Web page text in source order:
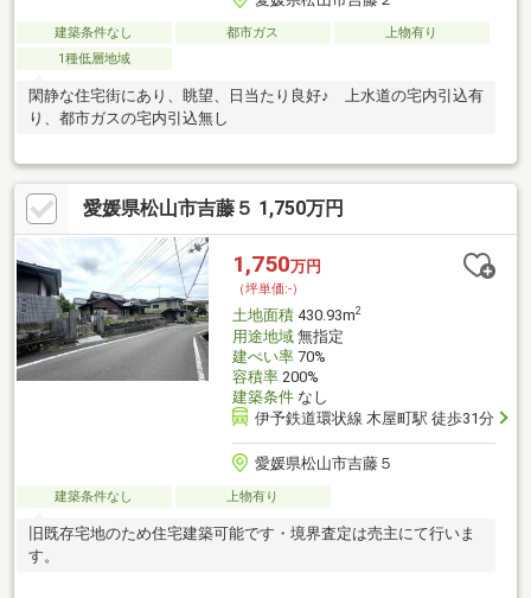
建築条件なし 都市ガス
上物有り
1種低層地域
閑静な住宅街にあり、眺望、日当たり良好♪ 上水道の宅内引込有
り、都市ガスの宅内引込無し
愛媛県松山市吉藤５ 1,750万円
1,750万円
（坪単価:-）
土地面積430.93m2
用途地域無指定
建ぺい率70%
容積率200%
建築条件なし
伊予鉄道環状線 木屋町駅 徒歩31分
愛媛県松山市吉藤５
建築条件なし 上物有り
旧既存宅地のため住宅建築可能です・境界査定は売主にて行いま
す。